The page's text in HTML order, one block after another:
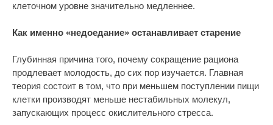
клеточном уровне значительно медленнее.
Как именно «недоедание» останавливает старение
Глубинная причина того, почему сокращение рациона
продлевает молодость, до сих пор изучается. Главная
теория состоит в том, что при меньшем поступлении пищи
клетки производят меньше нестабильных молекул,
запускающих процесс окислительного стресса.